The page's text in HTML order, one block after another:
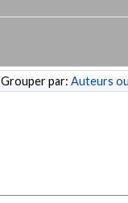
Grouper par: Auteurs